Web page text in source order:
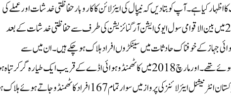
کیا ہے۔آپ کو بتا دیں کہ نیپال کی ایئر لائن کا کاروبار حفاظتی خدشات اور عملے کی
ناکافی تربیت سے دوچار ہے۔ یوروپی یونین نے نیپال کو 2013 میں بین الاقوامی سول ایوی ایشن آرگنائزیشن کی طرف سے حفاظتی خدشات کے بعد
جہاز کے خوفناک حادثات میں سینکڑوں افراد ہلاک ہو چکے ہیں۔ ان میں سے
مئی 2022 میں ہوائی جہاز کے حادثے میں 22 افراد ہلاک ہوئے تھے۔ اور مارچ 2018 میں کاٹھمنڈو ہوائی اڈے کے قریب ایک طیارہ گر کر
جس میں 51 افراد ہلاک ہوئے۔ اس سے قبل 1992 میں پاکستان انٹرنیشنل ایئر لائنز کی پرواز میں سوار تمام 167 افراد کاٹھمنڈوجاتے